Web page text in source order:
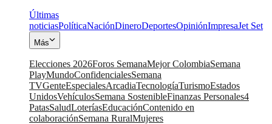
Últimas
noticiasPolíticaNaciónDineroDeportesOpiniónImpresaJet Set
Más
Elecciones 2026Foros SemanaMejor ColombiaSemana
PlayMundoConfidencialesSemana
TVGenteEspecialesArcadiaTecnologíaTurismoEstados
UnidosVehículosSemana SostenibleFinanzas Personales4
PatasSaludLoteríasEducaciónContenido en
colaboraciónSemana RuralMujeres